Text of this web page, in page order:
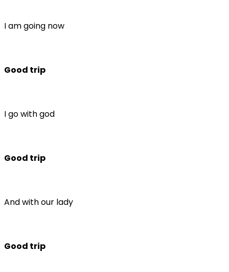
I am going now
Good trip
I go with god
Good trip
And with our lady
Good trip